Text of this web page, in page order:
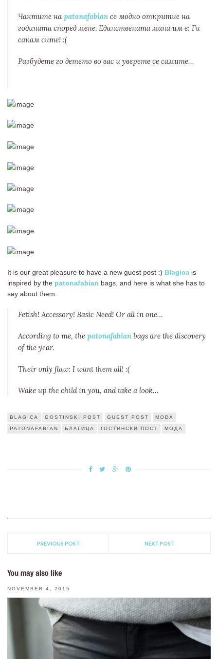
Чантите на patonafabian се модно откритие на
годината според мене. Единствената мана им е: Ги
сакам сите! :(
Разбудете го детето во вас и уверете се самите…
It is our great pleasure to have a new guest post :) Blagica is
inspired by the patonafabian bags, and here is what she has to
say about them:
Fetish! Accessory! Basic Need! Or all in one…
According to me, the patonafabian bags are the discovery
of the year.
Their only flaw: I want them all! :(
Wake up the child in you, and take a look…
BLAGICA GOSTINSKI POST GUEST POST MODA
PATONAFABIAN БЛАГИЦА ГОСТИНСКИ ПОСТ МОДА
PREVIOUS POST NEXT POST
You may also like
NOVEMBER 4, 2015